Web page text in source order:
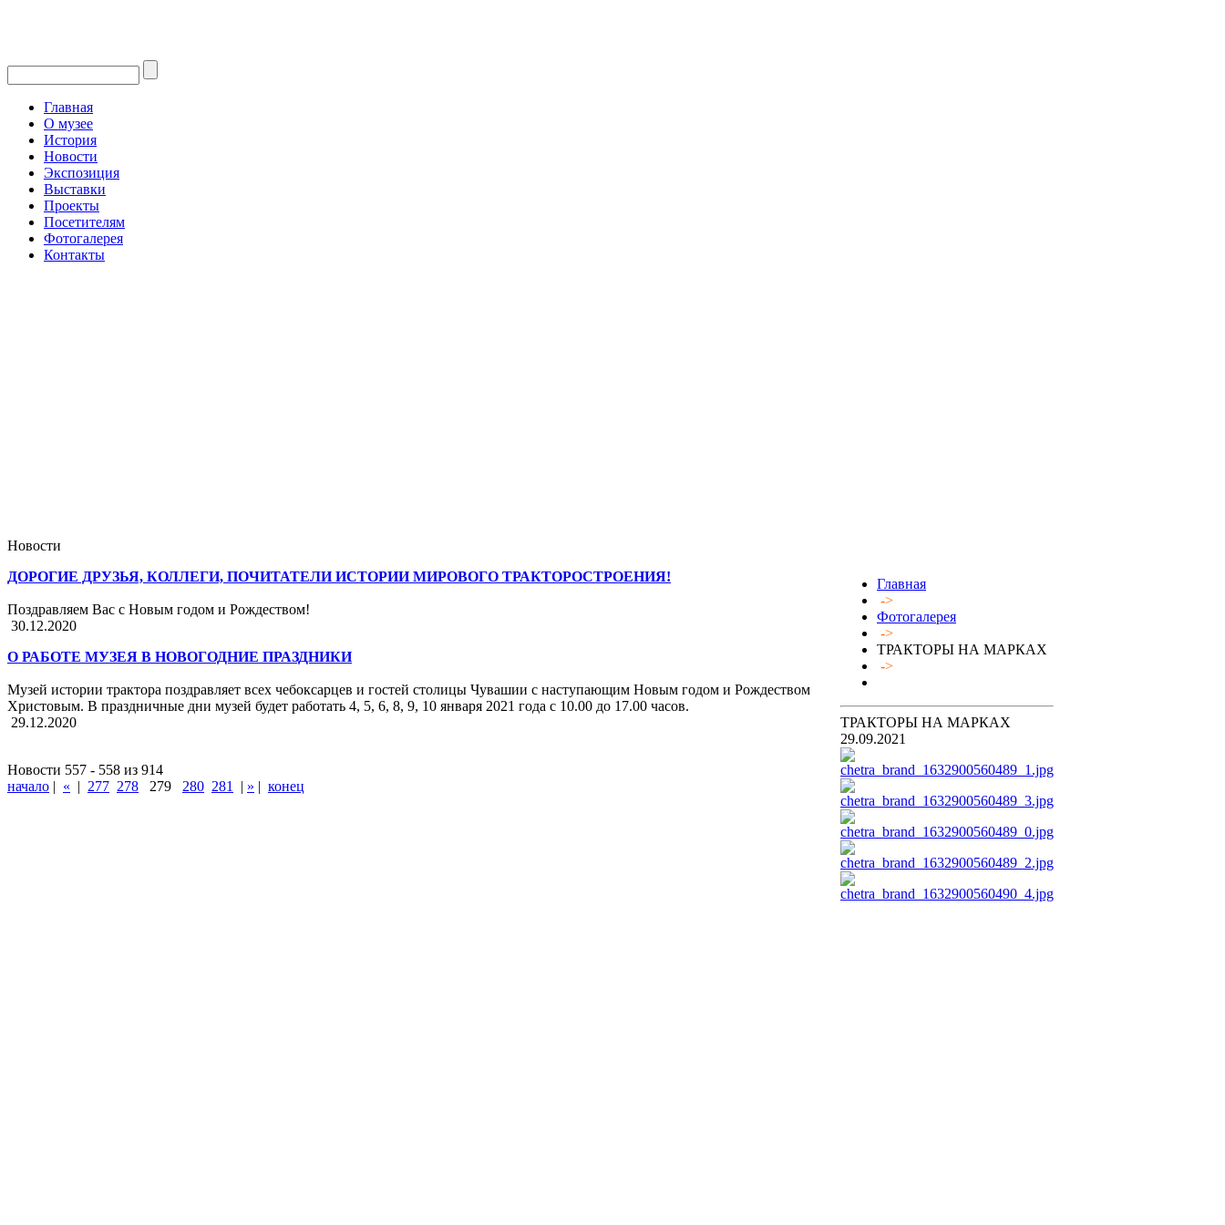
Главная
О музее
История
Новости
Экспозиция
Выставки
Проекты
Посетителям
Фотогалерея
Контакты
Новости
ДОРОГИЕ ДРУЗЬЯ, КОЛЛЕГИ, ПОЧИТАТЕЛИ ИСТОРИИ МИРОВОГО ТРАКТОРОСТРОЕНИЯ!
Поздравляем Вас с Новым годом и Рождеством!
30.12.2020
О РАБОТЕ МУЗЕЯ В НОВОГОДНИЕ ПРАЗДНИКИ
Музей истории трактора поздравляет всех чебоксарцев и гостей столицы Чувашии с наступающим Новым годом и Рождеством
Христовым. В праздничные дни музей будет работать 4, 5, 6, 8, 9, 10 января 2021 года с 10.00 до 17.00 часов.
29.12.2020
Новости 557 - 558 из 914
начало | « | 277 278 279 280 281 | » | конец
Главная
->
Фотогалерея
->
ТРАКТОРЫ НА МАРКАХ
->
ТРАКТОРЫ НА МАРКАХ
29.09.2021